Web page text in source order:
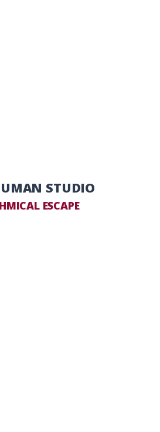
STUDIO
ESCAPE